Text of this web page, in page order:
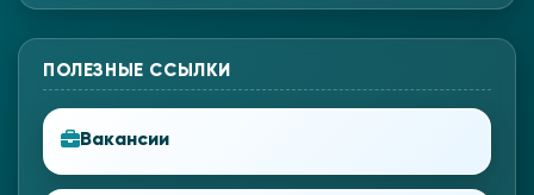
ПОЛЕЗНЫЕ ССЫЛКИ
Вакансии